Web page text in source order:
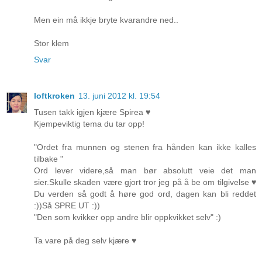
Men ein må ikkje bryte kvarandre ned..
Stor klem
Svar
loftkroken 13. juni 2012 kl. 19:54
Tusen takk igjen kjære Spirea ♥
Kjempeviktig tema du tar opp!
"Ordet fra munnen og stenen fra hånden kan ikke kalles
tilbake "
Ord lever videre,så man bør absolutt veie det man
sier.Skulle skaden være gjort tror jeg på å be om tilgivelse ♥
Du verden så godt å høre god ord, dagen kan bli reddet
:))Så SPRE UT :))
"Den som kvikker opp andre blir oppkvikket selv" :)
Ta vare på deg selv kjære ♥